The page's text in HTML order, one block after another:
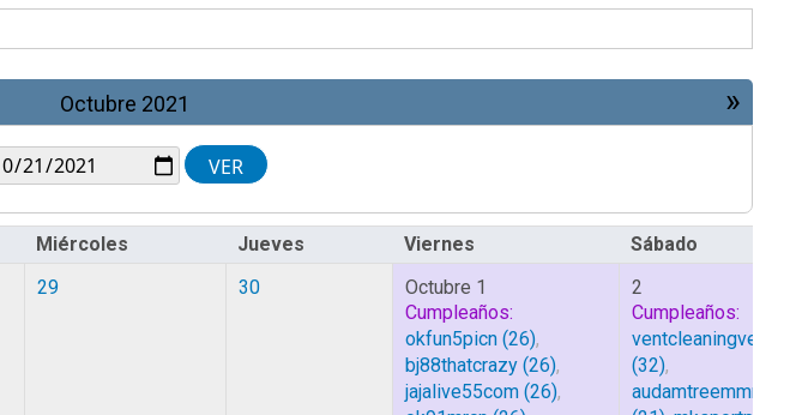
»
Octubre 2021
Miércoles Jueves Viernes Sábado
29 30
Octubre 1
Cumpleaños:
okfun5picn (26),
bj88thatcrazy (26),
jajalive55com (26),
2
Cumpleaños:
ventcleaningvegas
(32),
audamtreemmmm